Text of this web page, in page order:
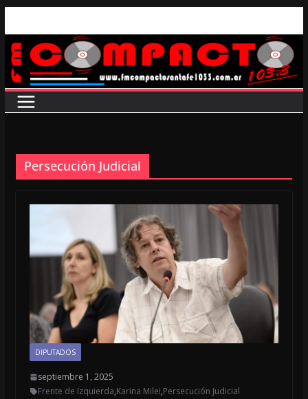
al
contenido
Persecución Judicial
DIPUTADOS
septiembre 1, 2025
Frente de Izquierda,Karina Milei,Persecución Judicial